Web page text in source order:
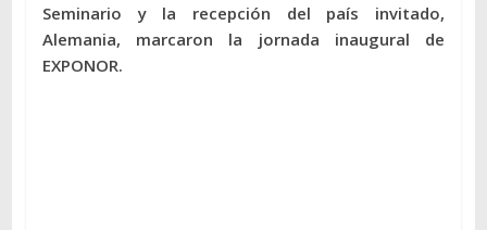
Seminario y la recepción del país invitado,
Alemania, marcaron la jornada inaugural de
EXPONOR.